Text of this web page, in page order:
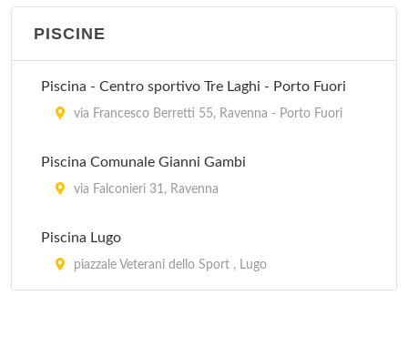
Palestra di Cultura Fisica Harmony
Palestra Olympia Circolo Aics
Palestra Scherma Coni Fis
Roma 200
via di Roma 200, Ravenna
PISCINE
Piscina - Centro sportivo Tre Laghi - Porto Fuori
via Francesco Berretti 55, Ravenna - Porto Fuori
Piscina Comunale Gianni Gambi
via Falconieri 31, Ravenna
Piscina Lugo
piazzale Veterani dello Sport , Lugo